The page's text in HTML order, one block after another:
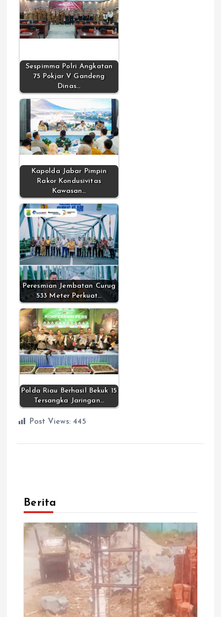
Sespimma Polri Angkatan
75 Pokjar V Gandeng
Dinas…
Kapolda Jabar Pimpin
Rakor Kondusivitas
Kawasan…
Peresmian Jembatan Curug
533 Meter Perkuat…
Polda Riau Berhasil Bekuk 15
Tersangka Jaringan…
Post Views: 445
Berita